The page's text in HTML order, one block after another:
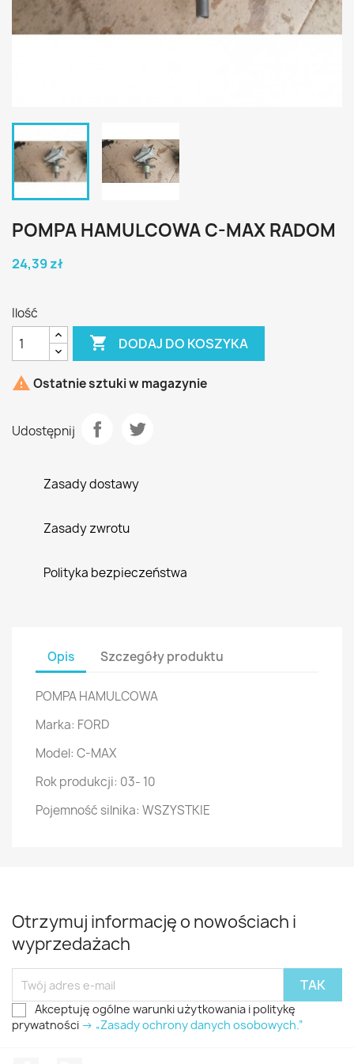
POMPA HAMULCOWA C-MAX RADOM
24,39 zł
Ilość
 DODAJ DO KOSZYKA
 Ostatnie sztuki w magazynie
Udostępnij
Zasady dostawy
Zasady zwrotu
Polityka bezpieczeństwa
Opis Szczegóły produktu
POMPA HAMULCOWA
Marka: FORD
Model: C-MAX
Rok produkcji: 03- 10
Pojemność silnika: WSZYSTKIE
Otrzymuj informację o nowościach i
wyprzedażach
Akceptuję ogólne warunki użytkowania i politykę
prywatności -> „Zasady ochrony danych osobowych.”